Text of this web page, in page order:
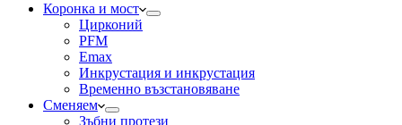
Коронка и мост
Цирконий
PFM
Emax
Инкрустация и инкрустация
Временно възстановяване
Сменяем
Зъбни протези